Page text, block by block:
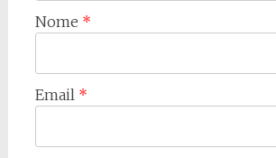
Nome *
Email *